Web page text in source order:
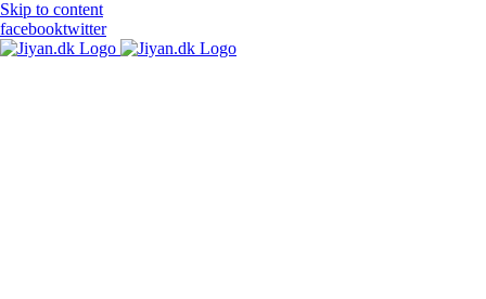
Skip to content
facebooktwitter